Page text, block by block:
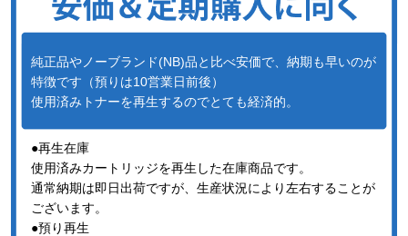
純正品やノーブランド(NB)品と比べ安価で、納期も早いのが
特徴です（預りは10営業日前後）
使用済みトナーを再生するのでとても経済的。
●再生在庫
使用済みカートリッジを再生した在庫商品です。
通常納期は即日出荷ですが、生産状況により左右することが
ございます。
●預り再生